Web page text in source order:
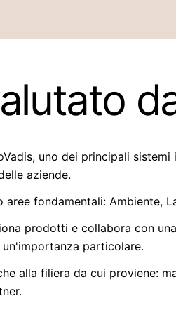
uno dei principali
aziende.
fondamentali: Ambiente,
prodotti e collabora con
particolare.
alla filiera da cui proviene: